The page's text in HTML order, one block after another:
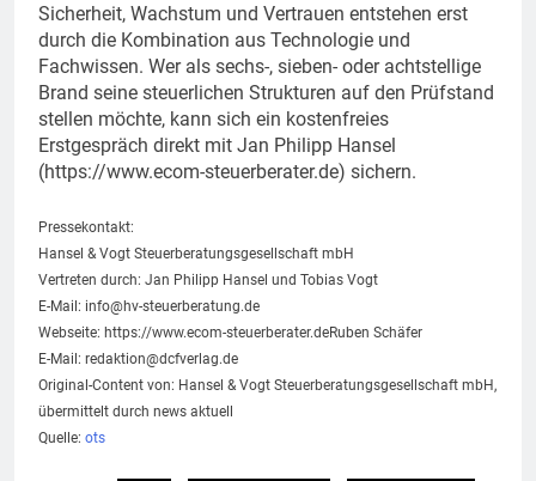
Sicherheit, Wachstum und Vertrauen entstehen erst
durch die Kombination aus Technologie und
Fachwissen. Wer als sechs-, sieben- oder achtstellige
Brand seine steuerlichen Strukturen auf den Prüfstand
stellen möchte, kann sich ein kostenfreies
Erstgespräch direkt mit Jan Philipp Hansel
(https://www.ecom-steuerberater.de) sichern.
Pressekontakt:
Hansel & Vogt Steuerberatungsgesellschaft mbH
Vertreten durch: Jan Philipp Hansel und Tobias Vogt
E-Mail: info@hv-steuerberatung.de
Webseite: https://www.ecom-steuerberater.deRuben Schäfer
E-Mail: redaktion@dcfverlag.de
Original-Content von: Hansel & Vogt Steuerberatungsgesellschaft mbH,
übermittelt durch news aktuell
Quelle: ots